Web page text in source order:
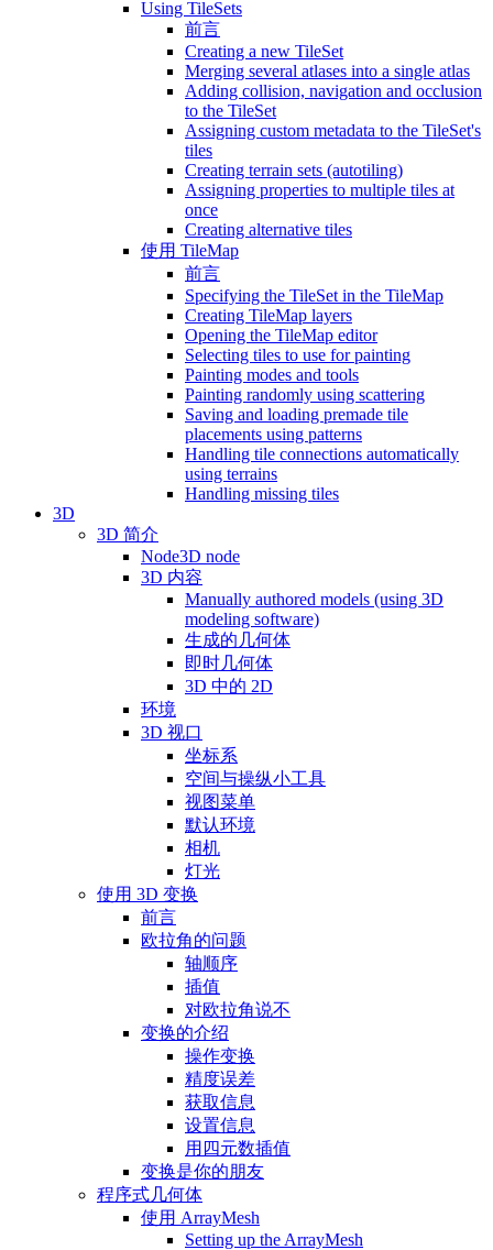
Using TileSets
前言
Creating a new TileSet
Merging several atlases into a single atlas
Adding collision, navigation and occlusion
to the TileSet
Assigning custom metadata to the TileSet's
tiles
Creating terrain sets (autotiling)
Assigning properties to multiple tiles at
once
Creating alternative tiles
使用 TileMap
前言
Specifying the TileSet in the TileMap
Creating TileMap layers
Opening the TileMap editor
Selecting tiles to use for painting
Painting modes and tools
Painting randomly using scattering
Saving and loading premade tile
placements using patterns
Handling tile connections automatically
using terrains
Handling missing tiles
3D
3D 简介
Node3D node
3D 内容
Manually authored models (using 3D
modeling software)
生成的几何体
即时几何体
3D 中的 2D
环境
3D 视口
坐标系
空间与操纵小工具
视图菜单
默认环境
相机
灯光
使用 3D 变换
前言
欧拉角的问题
轴顺序
插值
对欧拉角说不
变换的介绍
操作变换
精度误差
获取信息
设置信息
用四元数插值
变换是你的朋友
程序式几何体
使用 ArrayMesh
Setting up the ArrayMesh